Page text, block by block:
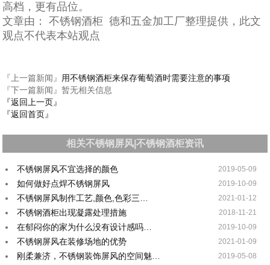
高档，更有品位。
文章由： 不锈钢酒柜 德和五金加工厂整理提供，此文
观点不代表本站观点
『上一篇新闻』 用不锈钢酒柜来保存葡萄酒时需要注意的事项
『下一篇新闻』暂无相关信息
『返回上一页』
『返回首页』
相关不锈钢屏风|不锈钢酒柜资讯
不锈钢屏风不宜选择的颜色 2019-05-09
如何做好点焊不锈钢屏风 2019-10-09
不锈钢屏风制作工艺,颜色,色彩三… 2021-01-12
不锈钢酒柜出现凝露处理措施 2018-11-21
在郁闷你的家为什么没有设计感吗… 2019-10-09
不锈钢屏风在装修场地的优势 2021-01-09
刚柔兼济，不锈钢装饰屏风的空间魅… 2019-05-08